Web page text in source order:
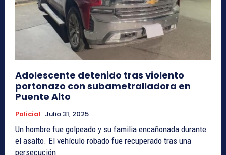
Adolescente detenido tras violento
portonazo con subametralladora en
Puente Alto
Policial Julio 31, 2025
Un hombre fue golpeado y su familia encañonada durante
el asalto. El vehículo robado fue recuperado tras una
persecución